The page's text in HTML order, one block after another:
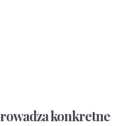
konkretne